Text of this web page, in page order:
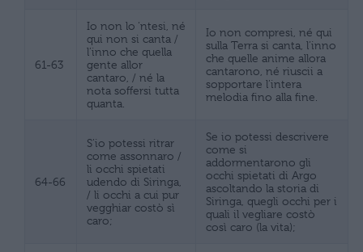
61-63
Io non lo ‘ntesi, né
qui non si canta /
l’inno che quella
gente allor
cantaro, / né la
nota soffersi tutta
quanta.
Io non compresi, né qui
sulla Terra si canta, l’inno
che quelle anime allora
cantarono, né riuscii a
sopportare l’intera
melodia fino alla fine.
64-66
S’io potessi ritrar
come assonnaro /
li occhi spietati
udendo di Siringa,
/ li occhi a cui pur
vegghiar costò sì
caro;
Se io potessi descrivere
come si
addormentarono gli
occhi spietati di Argo
ascoltando la storia di
Siringa, quegli occhi per i
quali il vegliare costò
così caro (la vita);